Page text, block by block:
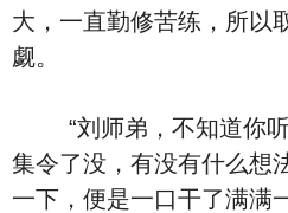
大，一直勤修苦练，所以
觑。
“刘师弟，不知道你听
集令了没，有没有什么想
一下，便是一口干了满满